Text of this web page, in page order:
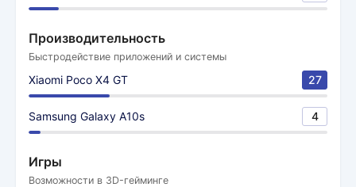
Производительность
Быстродействие приложений и системы
Xiaomi Poco X4 GT 27
Samsung Galaxy A10s 4
Игры
Возможности в 3D-гейминге